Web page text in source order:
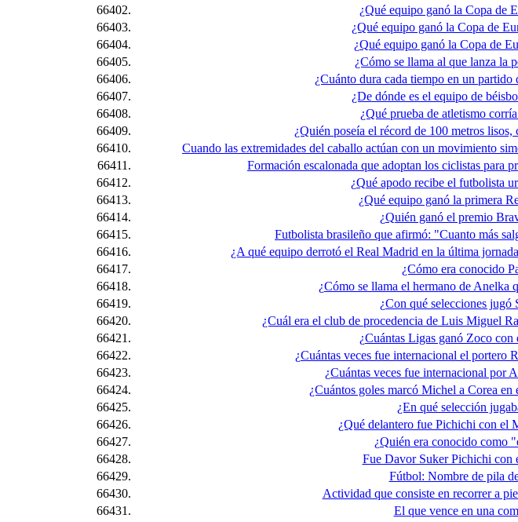
66402.
¿Qué equipo ganó la Copa de
66403.
¿Qué equipo ganó la Copa de
66404.
¿Qué equipo ganó la Copa de
66405.
¿Cómo se llama al que lanza la
66406.
¿Cuánto dura cada tiempo en un partido
66407.
¿De dónde es el equipo de
66408.
¿Qué prueba de atletismo
66409.
¿Quién poseía el récord de 100 metros
66410.
Cuando las extremidades del caballo actúan con un movimiento
66411.
Formación escalonada que adoptan los ciclistas para
66412.
¿Qué apodo recibe el futbolista
66413.
¿Qué equipo ganó la primera
66414.
¿Quién ganó el premio
66415.
Futbolista brasileño que afirmó: "Cuanto más
66416.
¿A qué equipo derrotó el Real Madrid en la última
66417.
¿Cómo era conocido
66418.
¿Cómo se llama el hermano de Anelka
66419.
¿Con qué selecciones jugó
66420.
¿Cuál era el club de procedencia de Luis Miguel
66421.
¿Cuántas Ligas ganó Zoco
66422.
¿Cuántas veces fue internacional el portero
66423.
¿Cuántas veces fue internacional por
66424.
¿Cuántos goles marcó Michel a Corea
66425.
¿En qué selección
66426.
¿Qué delantero fue Pichichi con el
66427.
¿Quién era conocido como
66428.
Fue Davor Suker Pichichi con
66429.
Fútbol: Nombre de pila
66430.
Actividad que consiste en recorrer a
66431.
El que vence en una